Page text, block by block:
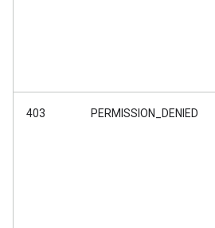
403 PERMISSION_DENIED